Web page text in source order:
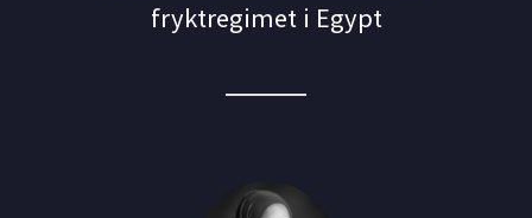
fryktregimet i Egypt